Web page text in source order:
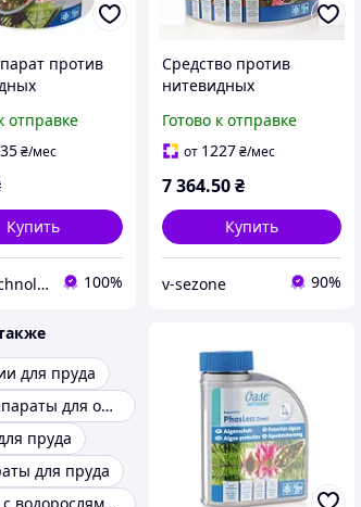
против
Algo Direct 5
отправке
₴/мес
Купить
PondTechnology 100%
Средство против
нитевидных
AquaActiv Algo Direct 5l
Готово к отправке
от 1227₴/мес
7 364.50₴
Купить
v-sezone 90%
для пруда
Биопрепараты для очистки водоемов прудов
пруда
для пруда